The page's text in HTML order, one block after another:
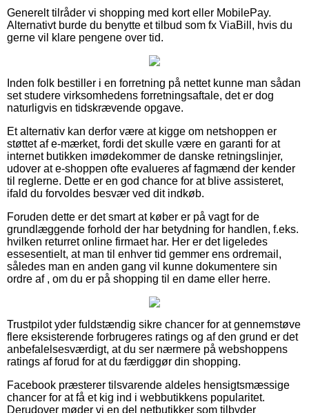
Generelt tilråder vi shopping med kort eller MobilePay.
Alternativt burde du benytte et tilbud som fx ViaBill, hvis du
gerne vil klare pengene over tid.
Inden folk bestiller i en forretning på nettet kunne man sådan
set studere virksomhedens forretningsaftale, det er dog
naturligvis en tidskrævende opgave.
Et alternativ kan derfor være at kigge om netshoppen er
støttet af e-mærket, fordi det skulle være en garanti for at
internet butikken imødekommer de danske retningslinjer,
udover at e-shoppen ofte evalueres af fagmænd der kender
til reglerne. Dette er en god chance for at blive assisteret,
ifald du forvoldes besvær ved dit indkøb.
Foruden dette er det smart at køber er på vagt for de
grundlæggende forhold der har betydning for handlen, f.eks.
hvilken returret online firmaet har. Her er det ligeledes
essesentielt, at man til enhver tid gemmer ens ordremail,
således man en anden gang vil kunne dokumentere sin
ordre af , om du er på shopping til en dame eller herre.
Trustpilot yder fuldstændig sikre chancer for at gennemstøve
flere eksisterende forbrugeres ratings og af den grund er det
anbefalelsesværdigt, at du ser nærmere på webshoppens
ratings af forud for at du færdiggør din shopping.
Facebook præsterer tilsvarende aldeles hensigtsmæssige
chancer for at få et kig ind i webbutikkens popularitet.
Derudover møder vi en del netbutikker som tilbyder